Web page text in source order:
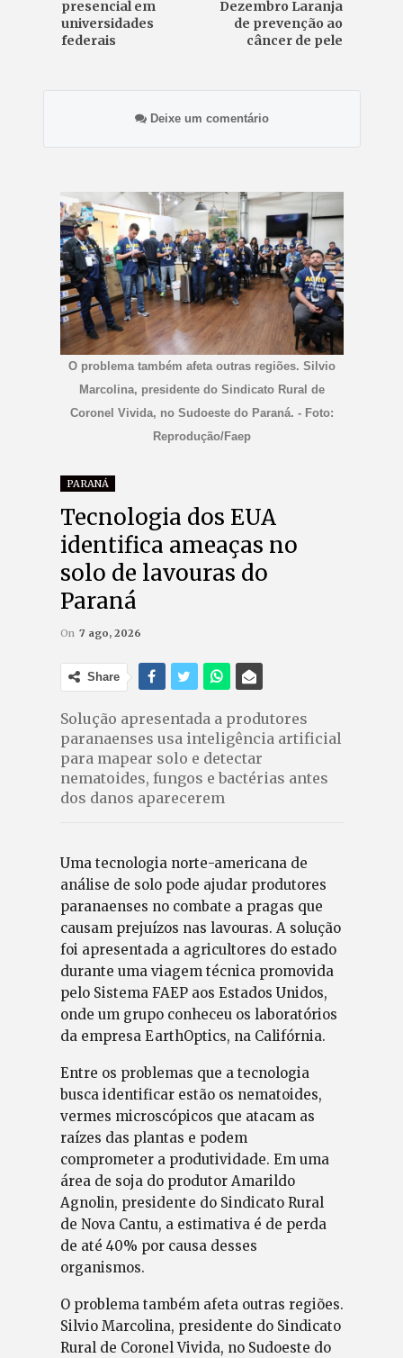
presencial em
universidades
federais
Dezembro Laranja
de prevenção ao
câncer de pele
Deixe um comentário
O problema também afeta outras regiões. Silvio
Marcolina, presidente do Sindicato Rural de
Coronel Vivida, no Sudoeste do Paraná. - Foto:
Reprodução/Faep
PARANÁ
Tecnologia dos EUA
identifica ameaças no
solo de lavouras do
Paraná
On 7 ago, 2026
Share
Solução apresentada a produtores
paranaenses usa inteligência artificial
para mapear solo e detectar
nematoides, fungos e bactérias antes
dos danos aparecerem
Uma tecnologia norte-americana de
análise de solo pode ajudar produtores
paranaenses no combate a pragas que
causam prejuízos nas lavouras. A solução
foi apresentada a agricultores do estado
durante uma viagem técnica promovida
pelo Sistema FAEP aos Estados Unidos,
onde um grupo conheceu os laboratórios
da empresa EarthOptics, na Califórnia.
Entre os problemas que a tecnologia
busca identificar estão os nematoides,
vermes microscópicos que atacam as
raízes das plantas e podem
comprometer a produtividade. Em uma
área de soja do produtor Amarildo
Agnolin, presidente do Sindicato Rural
de Nova Cantu, a estimativa é de perda
de até 40% por causa desses
organismos.
O problema também afeta outras regiões.
Silvio Marcolina, presidente do Sindicato
Rural de Coronel Vivida, no Sudoeste do